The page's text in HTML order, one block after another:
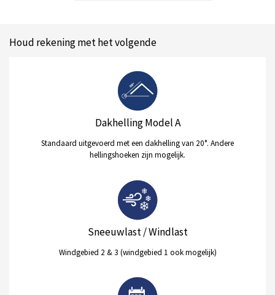
Houd rekening met het volgende
Dakhelling Model A
Standaard uitgevoerd met een dakhelling van 20°. Andere
hellingshoeken zijn mogelijk.
Sneeuwlast / Windlast
Windgebied 2 & 3 (windgebied 1 ook mogelijk)